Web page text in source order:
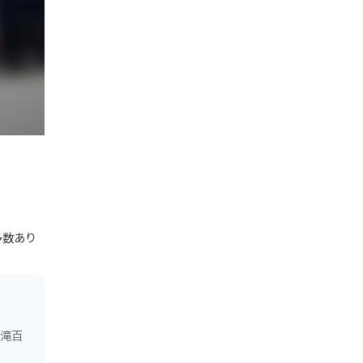
あり
百